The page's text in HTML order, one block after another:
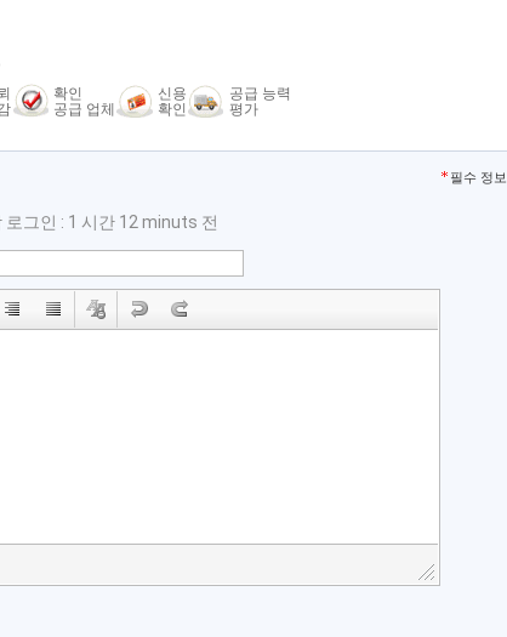
확인
공급 업체
신용
확인
공급 능력
평가
필수 정보
로그인 : 1 시간 12 minuts 전